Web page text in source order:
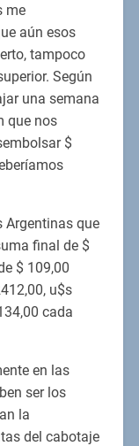
me
aún esos
tampoco
Según
una semana
que nos
$
Argentinas que
final de $
$ 109,00
u$s
cada
en las
ser los
la
del cabotaje